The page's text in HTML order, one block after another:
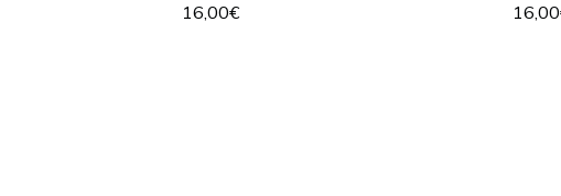
16,00€ 16,00